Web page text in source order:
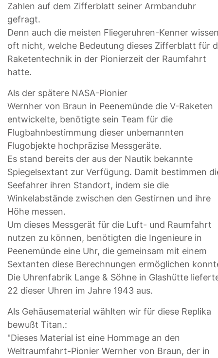
Zahlen auf dem Zifferblatt seiner Armbanduhr
gefragt.
Denn auch die meisten Fliegeruhren-Kenner
oft nicht, welche Bedeutung dieses Zifferblatt für
Raketentechnik in der Pionierzeit der Raumfahrt
hatte.
Als der spätere NASA-Pionier
Wernher von Braun in Peenemünde die V-Raketen
entwickelte, benötigte sein Team für die
Flugbahnbestimmung dieser unbemannten
Flugobjekte hochpräzise Messgeräte.
Es stand bereits der aus der Nautik bekannte
Spiegelsextant zur Verfügung. Damit bestimmen
Seefahrer ihren Standort, indem sie die
Winkelabstände zwischen den Gestirnen und ihre
Höhe messen.
Um dieses Messgerät für die Luft- und Raumfahrt
nutzen zu können, benötigten die Ingenieure in
Peenemünde eine Uhr, die gemeinsam mit einem
Sextanten diese Berechnungen ermöglichen
Die Uhrenfabrik Lange & Söhne in Glashütte
22 dieser Uhren im Jahre 1943 aus.
Als Gehäusematerial wählten wir für diese Replika
bewußt Titan.:
"Dieses Material ist eine Hommage an den
Weltraumfahrt-Pionier Wernher von Braun, der in